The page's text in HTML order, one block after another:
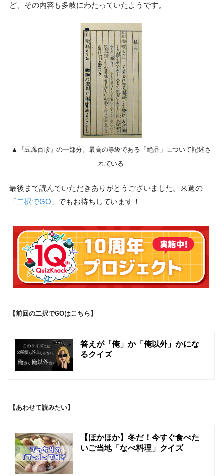
ど、その内容も多岐にわたっていたようです。
▲『豆腐百珍』の一部分。最高の等級である「絶品」について記述さ
れている
最後まで読んでいただきありがとうございました。来週の
「二択でGO 」でもお待ちしています！
【前回の二択でGOはこちら】
答えが「俺」か「俺以外」かにな
るクイズ
【あわせて読みたい】
【ほかほか】冬だ！今すぐ食べた
いご当地「なべ料理」クイズ